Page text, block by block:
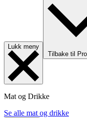
Lukk meny
Tilbake til
Mat og Drikke
Se alle mat og drikke